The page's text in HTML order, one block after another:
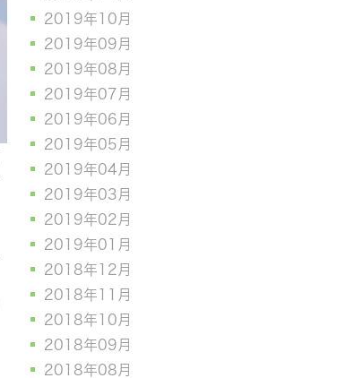
2019年10月
2019年09月
2019年08月
2019年07月
2019年06月
2019年05月
2019年04月
2019年03月
2019年02月
2019年01月
2018年12月
2018年11月
2018年10月
2018年09月
2018年08月